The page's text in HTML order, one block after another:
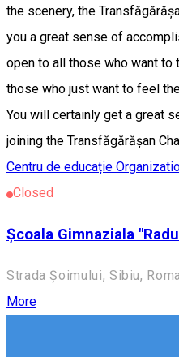
the scenery, the
you a great sense of
open to all those who want
those who just want to feel
You will certainly get a great
joining the Transfăgărășan
Centru de educație
Closed
Școala Gimnaziala
Strada Șoimului, Sibiu,
More